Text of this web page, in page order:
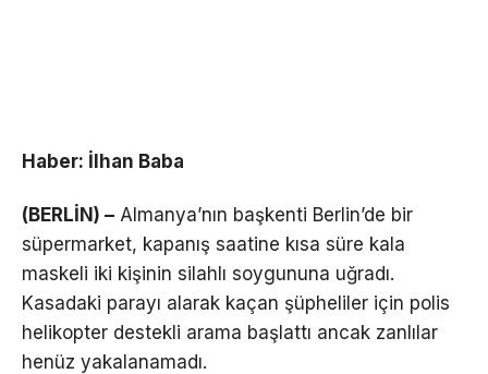
Haber: İlhan Baba
(BERLİN) – Almanya’nın başkenti Berlin’de bir
süpermarket, kapanış saatine kısa süre kala
maskeli iki kişinin silahlı soygununa uğradı.
Kasadaki parayı alarak kaçan şüpheliler için polis
helikopter destekli arama başlattı ancak zanlılar
henüz yakalanamadı.